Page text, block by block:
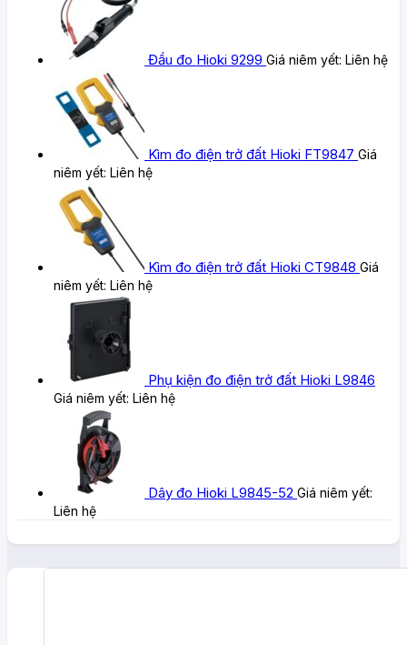
Đầu đo Hioki 9299 Giá niêm yết: Liên hệ
Kìm đo điện trở đất Hioki FT9847 Giá
niêm yết: Liên hệ
Kìm đo điện trở đất Hioki CT9848 Giá
niêm yết: Liên hệ
Phụ kiện đo điện trở đất Hioki L9846
Giá niêm yết: Liên hệ
Dây đo Hioki L9845-52 Giá niêm yết:
Liên hệ